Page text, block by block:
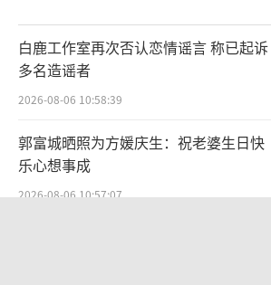
白鹿工作室再次否认恋情谣言 称已起诉
多名造谣者
2026-08-06 10:58:39
郭富城晒照为方媛庆生：祝老婆生日快
乐心想事成
2026-08-06 10:57:07